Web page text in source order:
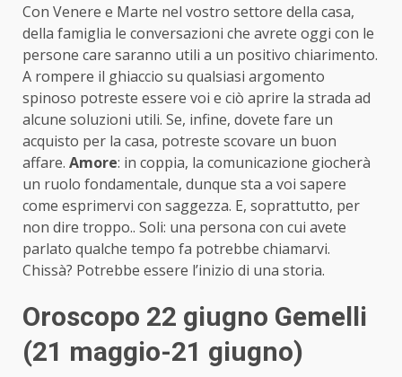
Con Venere e Marte nel vostro settore della casa,
della famiglia le conversazioni che avrete oggi con le
persone care saranno utili a un positivo chiarimento.
A rompere il ghiaccio su qualsiasi argomento
spinoso potreste essere voi e ciò aprire la strada ad
alcune soluzioni utili. Se, infine, dovete fare un
acquisto per la casa, potreste scovare un buon
affare. Amore: in coppia, la comunicazione giocherà
un ruolo fondamentale, dunque sta a voi sapere
come esprimervi con saggezza. E, soprattutto, per
non dire troppo.. Soli: una persona con cui avete
parlato qualche tempo fa potrebbe chiamarvi.
Chissà? Potrebbe essere l’inizio di una storia.
Oroscopo 22 giugno Gemelli
(21 maggio-21 giugno)